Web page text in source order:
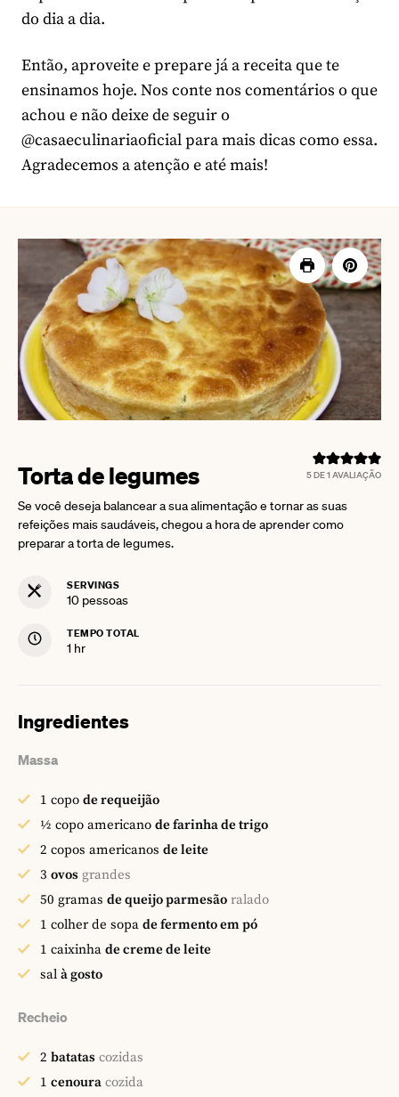
do dia a dia.
Então, aproveite e prepare já a receita que te
ensinamos hoje. Nos conte nos comentários o que
achou e não deixe de seguir o
@casaeculinariaoficial para mais dicas como essa.
Agradecemos a atenção e até mais!
5DE 1 AVALIAÇÃO
Torta de legumes
Se você deseja balancear a sua alimentação e tornar as suas
refeições mais saudáveis, chegou a hora de aprender como
preparar a torta de legumes.
SERVINGS
10 pessoas
TEMPO TOTAL
1hour
hr
Ingredientes
Massa
1 copo de requeijão
½ copo americano de farinha de trigo
2 copos americanos de leite
3 ovos grandes
50 gramas de queijo parmesão ralado
1 colher de sopa de fermento em pó
1 caixinha de creme de leite
sal à gosto
Recheio
2 batatas cozidas
1 cenoura cozida